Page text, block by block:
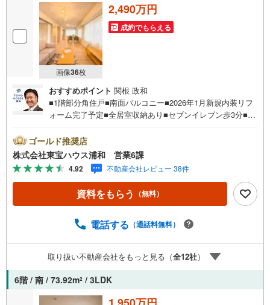
画像36枚
2,490万円
成約でもらえる
おすすめポイント 関根 政和
■1階部分角住戸■南面バルコニー■2026年1月新規内装リフ
ォーム完了予定■全居室収納あり■セブンイレブン歩3分■エ
座」プレゼント！営業時間:7:00～22:00（年中無休）こち
らの時間帯はお電話でのお問い合わせがスムーズにご案内
できますぜひお気軽にご連絡下さい！東宝ハウスライフソ
リューションズグループ 東宝ハウス浦和 特別提携金利
〔一例〕東宝ハウス浦和の住宅ローン■変動金利全期間引下
げプラン⇒住宅ローン金利優遇割の最大適用《0.89％》と
年の総返済額の差額:303万円※2026年7月末実行分まで（審
をお届け◇東宝ハウスのライフパートナーが直接ご対応ラ
イフプランニング、かけつけサポート、Club Offプレミアム
など多彩なサ…
ゴールド推奨店
株式会社東宝ハウス浦和 営業6課
4.92 不動産会社レビュー 38件
資料をもらう （無料）
電話する （通話料無料）
取り扱い不動産会社をもっと見る（全12社）
6階 / 南 / 73.92m2 / 3LDK